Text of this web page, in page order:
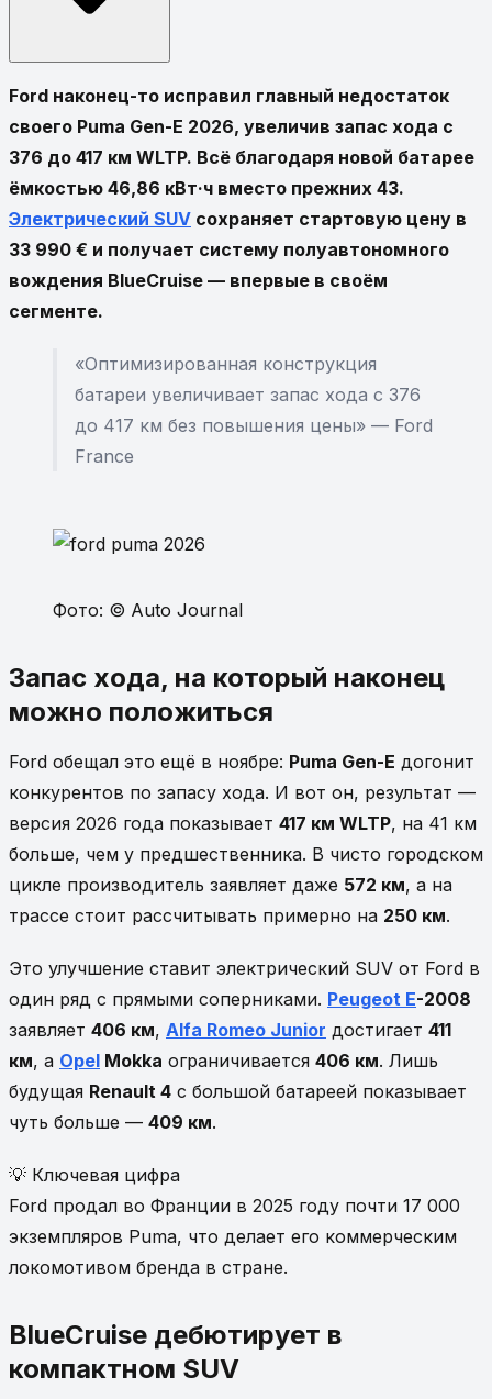
Ford наконец-то исправил главный недостаток
своего Puma Gen-E 2026, увеличив запас хода с
376 до 417 км WLTP. Всё благодаря новой батарее
ёмкостью 46,86 кВт·ч вместо прежних 43.
Электрический SUV сохраняет стартовую цену в
33 990 € и получает систему полуавтономного
вождения BlueCruise — впервые в своём
сегменте.
«Оптимизированная конструкция
батареи увеличивает запас хода с 376
до 417 км без повышения цены» — Ford
France
Фото: © Auto Journal
Запас хода, на который наконец
можно положиться
Ford обещал это ещё в ноябре: Puma Gen-E догонит
конкурентов по запасу хода. И вот он, результат —
версия 2026 года показывает 417 км WLTP, на 41 км
больше, чем у предшественника. В чисто городском
цикле производитель заявляет даже 572 км, а на
трассе стоит рассчитывать примерно на 250 км.
Это улучшение ставит электрический SUV от Ford в
один ряд с прямыми соперниками. Peugeot E-2008
заявляет 406 км, Alfa Romeo Junior достигает 411
км, а Opel Mokka ограничивается 406 км. Лишь
будущая Renault 4 с большой батареей показывает
чуть больше — 409 км.
💡 Ключевая цифра
Ford продал во Франции в 2025 году почти 17 000
экземпляров Puma, что делает его коммерческим
локомотивом бренда в стране.
BlueCruise дебютирует в
компактном SUV